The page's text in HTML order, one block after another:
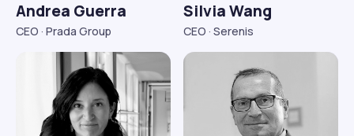
Andrea Guerra
CEO · Prada Group
Silvia Wang
CEO · Serenis